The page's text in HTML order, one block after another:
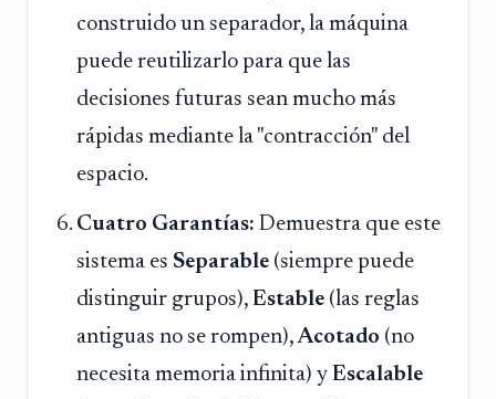
construido un separador, la máquina
puede reutilizarlo para que las
decisiones futuras sean mucho más
rápidas mediante la "contracción" del
espacio.
Cuatro Garantías: Demuestra que este
sistema es Separable (siempre puede
distinguir grupos), Estable (las reglas
antiguas no se rompen),Acotado (no
necesita memoria infinita) y Escalable